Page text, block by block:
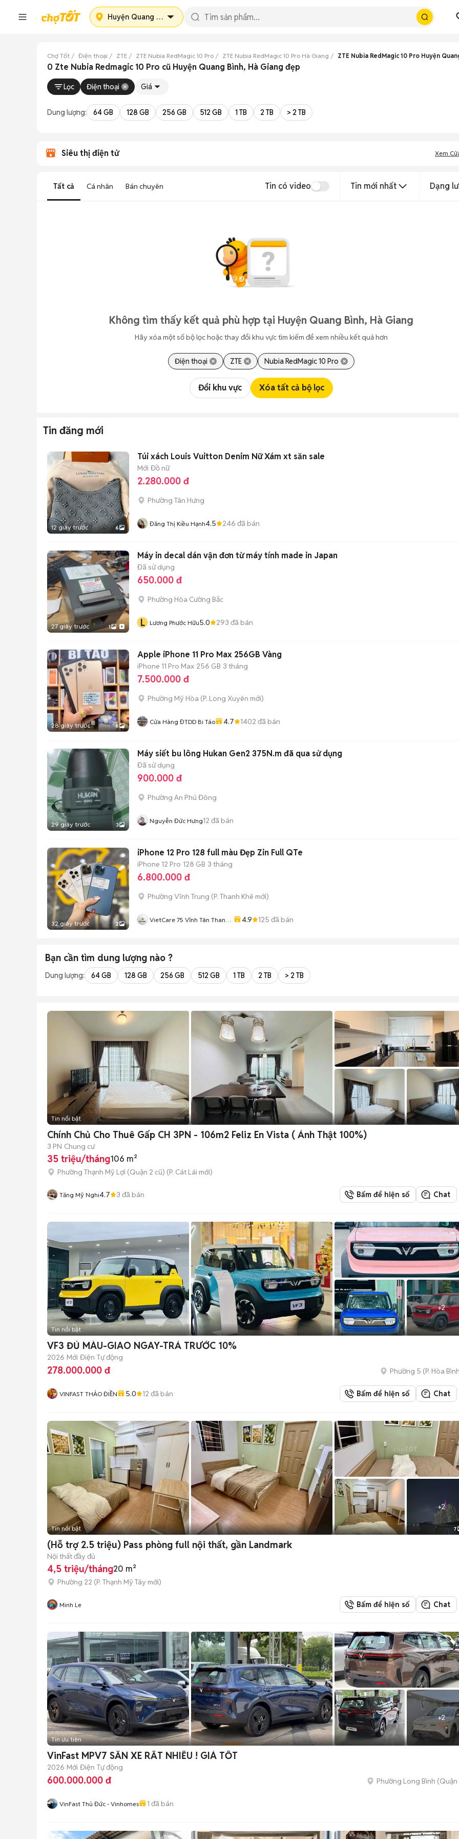
Huyện Quang Bình
Chợ Tốt Điện thoại ZTE ZTE Nubia RedMagic 10 Pro ZTE Nubia RedMagic 10 Pro Hà Giang ZTE Nubia RedMagic 10 Pro Huyện
0 Zte Nubia Redmagic 10 Pro cũ Huyện Quang Bình, Hà Giang đẹp
Lọc Điện thoại Giá
Dung lượng: 64 GB 128 GB 256 GB 512 GB 1 TB 2 TB > 2 TB
Siêu thị điện tử Xem
Tất cả Cá nhân Bán chuyên Tin có video Tin mới nhất Dạng
Không tìm thấy kết quả phù hợp tại Huyện Quang Bình, Hà Giang
Hãy xóa một số bộ lọc hoặc thay đổi khu vực tìm kiếm để xem nhiều kết quả hơn
Điện thoại ZTE Nubia RedMagic 10 Pro
Đổi khu vực Xóa tất cả bộ lọc
Tin đăng mới
12 giây trước 6
Túi xách Louis Vuitton Denim Nữ Xám xt săn sale
Mới Đồ nữ
2.280.000 đ
Phường Tân Hưng
Đăng Thị Kiều Hạnh4.5 246 đã bán
27 giây trước 1
Máy in decal dán vận đơn từ máy tính made in Japan
Đã sử dụng
650.000 đ
Phường Hòa Cường Bắc
L Lương Phước Hữu5.0 293 đã bán
28 giây trước 6
Apple iPhone 11 Pro Max 256GB Vàng
iPhone 11 Pro Max 256 GB 3 tháng
7.500.000 đ
Phường Mỹ Hòa (P. Long Xuyên mới)
Cửa Hàng ĐTDD Bi Táo 4.7 1402 đã bán
29 giây trước 3
Máy siết bu lông Hukan Gen2 375N.m đã qua sử dụng
Đã sử dụng
900.000 đ
Phường An Phú Đông
Nguyễn Đức Hưng12 đã bán
32 giây trước 2
iPhone 12 Pro 128 full màu Đẹp Zin Full QTe
iPhone 12 Pro 128 GB 3 tháng
6.800.000 đ
Phường Vĩnh Trung (P. Thanh Khê mới)
VietCare 75 Vĩnh Tân Thanh
4.9 125 đã bán
Bạn cần tìm dung lượng nào ?
Dung lượng: 64 GB 128 GB 256 GB 512 GB 1 TB 2 TB > 2 TB
Tin nổi bật
Chính Chủ Cho Thuê Gấp CH 3PN - 106m2 Feliz En Vista ( Ảnh Thật 100%)
3 PN Chung cư
35 triệu/tháng106 m²
Phường Thạnh Mỹ Lợi (Quận 2 cũ) (P. Cát Lái mới)
Tăng Mỹ Nghi4.7 3 đã bán Bấm để hiện số Chat
+2
Tin nổi bật
VF3 ĐỦ MÀU-GIAO NGAY-TRẢ TRƯỚC 10%
2026 Mới Điện Tự động
278.000.000 đ Phường 5 (P. Hòa
VINFAST THẢO ĐIỀN 5.0 12 đã bán Bấm để hiện số Chat
+2
Tin nổi bật 7
(Hỗ trợ 2.5 triệu) Pass phòng full nội thất, gần Landmark
Nội thất đầy đủ
4,5 triệu/tháng20 m²
Phường 22 (P. Thạnh Mỹ Tây mới)
Minh Le Bấm để hiện số Chat
+2
Tin ưu tiên
VinFast MPV7 SẴN XE RẤT NHIỀU ! GIÁ TỐT
2026 Mới Điện Tự động
600.000.000 đ Phường Long Bình
VinFast Thủ Đức - Vinhomes 1 đã bán